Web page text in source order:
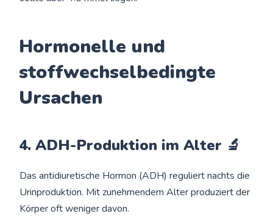
Hormonelle und
stoffwechselbedingte
Ursachen
4. ADH-Produktion im Alter 🔬
Das antidiuretische Hormon (ADH) reguliert nachts die
Urinproduktion. Mit zunehmendem Alter produziert der
Körper oft weniger davon.